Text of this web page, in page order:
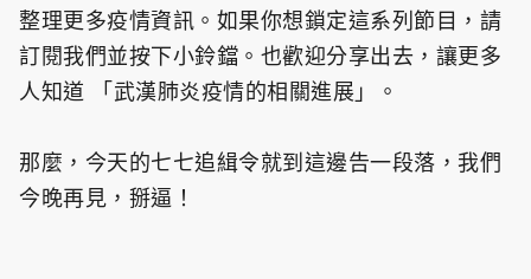
整理更多疫情資訊。如果你想鎖定這系列節目，請
訂閱我們並按下小鈴鐺。也歡迎分享出去，讓更多
人知道 「武漢肺炎疫情的相關進展」。
那麼，今天的七七追緝令就到這邊告一段落，我們
今晚再見，掰逼！